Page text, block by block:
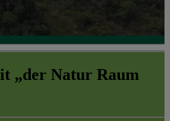
„der Natur Raum